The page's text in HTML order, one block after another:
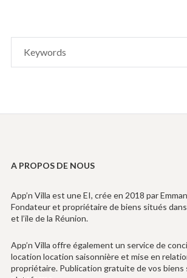
A PROPOS DE NOUS
App’n Villa est une EI, crée en 2018 par
Fondateur et propriétaire de biens situés
et l’ile de la Réunion.
App’n Villa offre également un service de
location location saisonnière et mise en
propriétaire. Publication gratuite de vos biens